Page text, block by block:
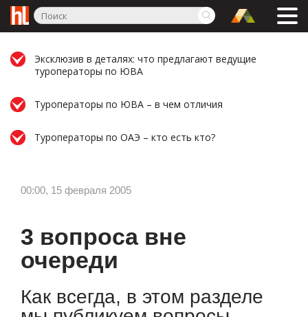
Эксклюзив в деталях: что предлагают ведущие
туроператоры по ЮВА
Туроператоры по ЮВА – в чем отличия
Туроператоры по ОАЭ – кто есть кто?
00:00, 15 февраля 2005
3 вопроса вне
очереди
Как всегда, в этом разделе